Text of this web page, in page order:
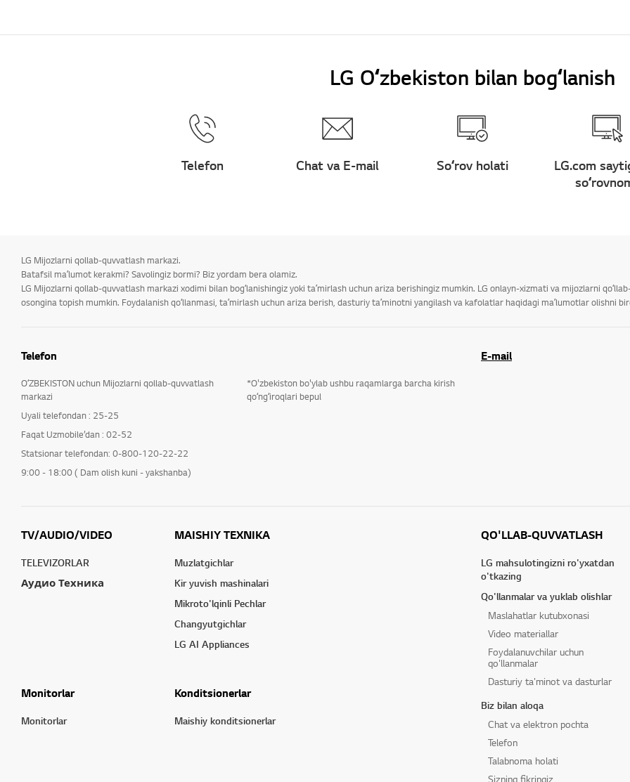
LG Oʻzbekiston bilan bogʻlanish
Telefon Chat va E-mail Soʻrov holati
LG.com
LG Mijozlarni qollab-quvvatlash markazi.
Batafsil maʼlumot kerakmi? Savolingiz bormi? Biz yordam bera olamiz.
LG Mijozlarni qollab-quvvatlash markazi xodimi bilan bogʻlanishingiz yoki taʼmirlash uchun ariza berishingiz mumkin. LG onlayn-xizmati va mijozlarni
osongina topish mumkin. Foydalanish qoʻllanmasi, taʼmirlash uchun ariza berish, dasturiy taʼminotni yangilash va kafolatlar haqidagi maʼlumotlar olishni
Telefon
OʻZBEKISTON uchun Mijozlarni qollab-quvvatlash
markazi
Uyali telefondan : 25-25
Faqat Uzmobile’dan : 02-52
Statsionar telefondan: 0-800-120-22-22
9:00 - 18:00 ( Dam olish kuni - yakshanba)
*O'zbekiston bo'ylab ushbu raqamlarga barcha kirish
qoʻngʻiroqlari bepul
E-mail
TV/AUDIO/VIDEO
TELEVIZORLAR
Аудио Техника
MAISHIY TEXNIKA
Muzlatgichlar
Kir yuvish mashinalari
Mikroto'lqinli Pechlar
Changyutgichlar
LG AI Appliances
Monitorlar
Monitorlar
Konditsionerlar
Maishiy konditsionerlar
QO'LLAB-QUVVATLASH
LG mahsulotingizni ro'yxatdan
o'tkazing
Qo'llanmalar va yuklab olishlar
Maslahatlar kutubxonasi
Video materiallar
Foydalanuvchilar uchun
qo'llanmalar
Dasturiy ta'minot va dasturlar
Biz bilan aloqa
Chat va elektron pochta
Telefon
Talabnoma holati
Sizning fikringiz